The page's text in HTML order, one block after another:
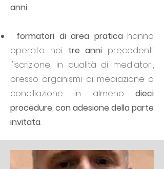
anni
i formatori di area pratica hanno
operato nei tre anni precedenti
l'iscrizione, in qualità di mediatori,
presso organismi di mediazione o
conciliazione in almeno dieci
procedure,con adesione della parte
invitata.